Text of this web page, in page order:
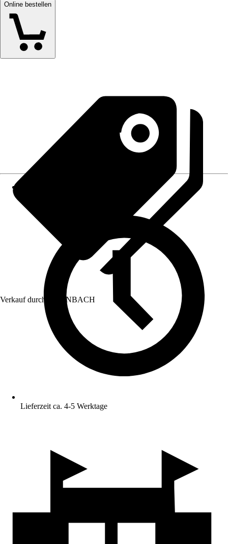
Online bestellen
Verkauf durch: HORNBACH
Lieferzeit ca. 4-5 Werktage